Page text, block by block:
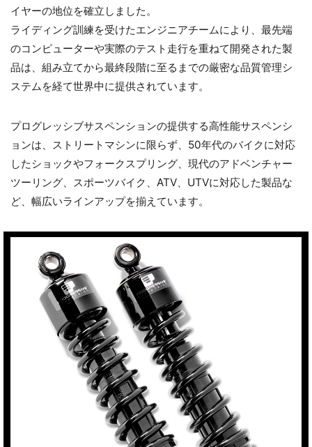
イヤーの地位を確立しました。
ライディング訓練を受けたエンジニアチームにより、最先端
のコンピューターや実際のテスト走行を重ねて開発された製
品は、組み立てから最終段階に至るまでの厳密な品質管理シ
ステムを経て世界中に提供されています。
プログレッシブサスペンションの提供する高性能サスペンシ
ョンは、ストリートマシンに限らず、50年代のバイクに対応
したショックやフォークスプリング、現代のアドベンチャー
ツーリング、スポーツバイク、ATV、UTVに対応した製品な
ど、幅広いラインアップを揃えています。